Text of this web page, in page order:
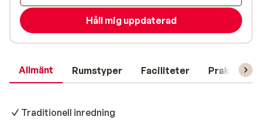
Allmänt Rumstyper Faciliteter Praktisk
Traditionell inredning
Håll mig uppdaterad